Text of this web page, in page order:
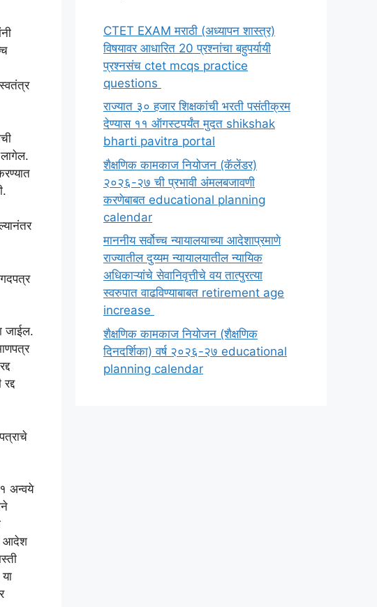
लागेल.
जाईल.
अन्वये
आदेश
CTET EXAM मराठी (अध्यापन शास्त्र)
विषयावर आधारित 20 प्रश्नांचा बहुपर्यायी
प्रश्नसंच ctet mcqs practice
questions
राज्यात ३० हजार शिक्षकांची भरती पसंतीक्रम
देण्यास ११ ऑगस्टपर्यंत मुदत shikshak
bharti pavitra portal
शैक्षणिक कामकाज नियोजन (कॅलेंडर)
२०२६-२७ ची प्रभावी अंमलबजावणी
करणेबाबत educational planning
calendar
माननीय सर्वोच्च न्यायालयाच्या आदेशाप्रमाणे
राज्यातील दुय्यम न्यायालयातील न्यायिक
अधिकाऱ्यांचे सेवानिवृत्तीचे वय तात्पुरत्या
स्वरुपात वाढविण्याबाबत retirement age
increase
शैक्षणिक कामकाज नियोजन (शैक्षणिक
दिनदर्शिका) वर्ष २०२६-२७ educational
planning calendar